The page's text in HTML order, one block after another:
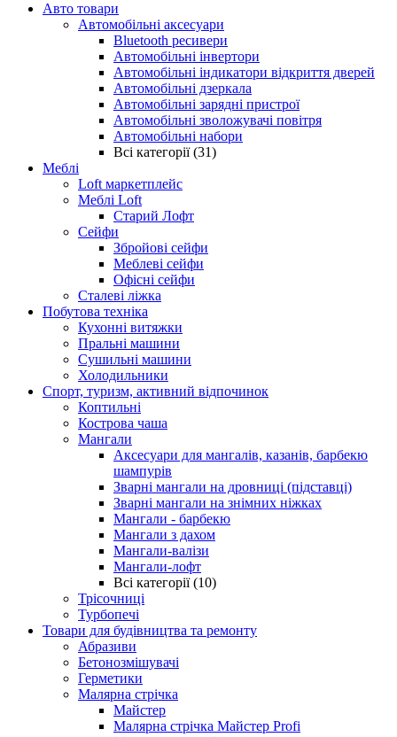
Авто товари
Автомобільні аксесуари
Bluetooth ресивери
Автомобільні інвертори
Автомобільні індикатори відкриття дверей
Автомобільні дзеркала
Автомобільні зарядні пристрої
Автомобільні зволожувачі повітря
Автомобільні набори
Всі категорії (31)
Меблі
Loft маркетплейс
Меблі Loft
Старий Лофт
Сейфи
Збройові сейфи
Меблеві сейфи
Офісні сейфи
Сталеві ліжка
Побутова техніка
Кухонні витяжки
Пральні машини
Сушильні машини
Холодильники
Спорт, туризм, активний відпочинок
Коптильні
Кострова чаша
Мангали
Аксесуари для мангалів, казанів, барбекю
шампурів
Зварні мангали на дровниці (підставці)
Зварні мангали на знімних ніжках
Мангали - барбекю
Мангали з дахом
Мангали-валізи
Мангали-лофт
Всі категорії (10)
Трісочниці
Турбопечі
Товари для будівництва та ремонту
Абразиви
Бетонозмішувачі
Герметики
Малярна стрічка
Майстер
Малярна стрічка Майстер Profi